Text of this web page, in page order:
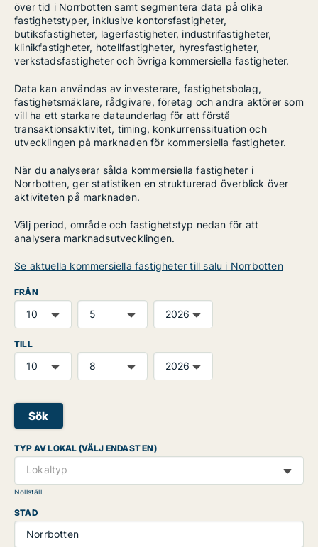
över tid i Norrbotten samt segmentera data på olika
fastighetstyper, inklusive kontorsfastigheter,
butiksfastigheter, lagerfastigheter, industrifastigheter,
klinikfastigheter, hotellfastigheter, hyresfastigheter,
verkstadsfastigheter och övriga kommersiella fastigheter.
Data kan användas av investerare, fastighetsbolag,
fastighetsmäklare, rådgivare, företag och andra aktörer som
vill ha ett starkare dataunderlag för att förstå
transaktionsaktivitet, timing, konkurrenssituation och
utvecklingen på marknaden för kommersiella fastigheter.
När du analyserar sålda kommersiella fastigheter i
Norrbotten, ger statistiken en strukturerad överblick över
aktiviteten på marknaden.
Välj period, område och fastighetstyp nedan för att
analysera marknadsutvecklingen.
Se aktuella kommersiella fastigheter till salu i Norrbotten
FRÅN
TILL
Sök
TYP AV LOKAL (VÄLJ ENDAST EN)
Lokaltyp
Nollställ
STAD
Norrbotten